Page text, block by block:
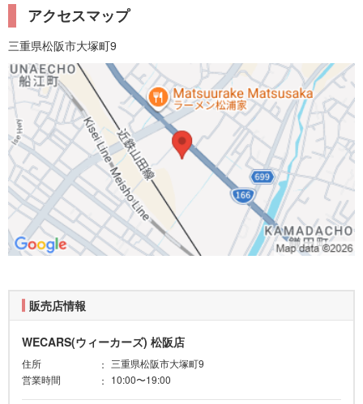
アクセスマップ
三重県松阪市大塚町9
販売店情報
WECARS(ウィーカーズ) 松阪店
住所
三重県松阪市大塚町9
営業時間
10:00〜19:00